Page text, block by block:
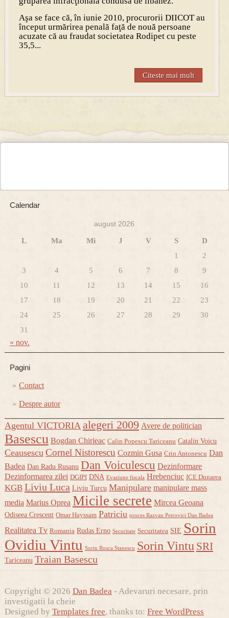
Aşa se face că, în iunie 2010, procurorii DIICOT au
început urmărirea penală faţă de nouă persoane
acuzate că au fraudat societatea Rodipet cu peste
35,5...
Citeste mai mult
Calendar
august 2026
L Ma Mi J V S
D
1
2
3
4 5 6 7 8
9
10
11 12 13 14 15
16
17
18 19 20 21 22
23
24
25 26 27 28 29
30
31
« nov.
Pagini
Contact
Despre autor
Agentul VICTORIA alegeri 2009 Avere de politician
Basescu Bogdan Chirieac Calin Popescu Tariceanu Catalin Voicu
Ceausescu Cornel Nistorescu Cozmin Gusa Crin Antonescu Dan
Badea Dan Radu Rusanu Dan Voiculescu Dezinformare
Dezinformarea zilei DGIPI DNA Evaziune fiscala Hrebenciuc ICE Dunarea
KGB Liviu Luca Liviu Turcu Manipulare manipulare mass
media Marius Oprea Micile secrete Mircea Geoana
Odiseea Crescent Omar Hayssam Patriciu proces Razvan Petrovici Dan Badea
Realitatea Tv Romania Rudas Erno Securitate Securitatea SIE Sorin
Ovidiu Vintu Sorin Rosca Stanescu Sorin Vintu SRI
Tariceanu Traian Basescu
Copyright © 2026 Dan Badea - Adevaruri necesare, prin
investigatii la cheie
Designed by Templates free, thanks to: Free WordPress